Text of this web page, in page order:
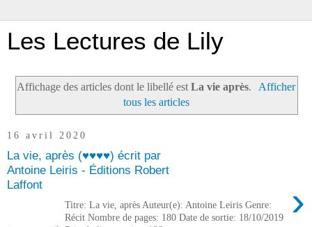
Les Lectures de Lily
Affichage des articles dont le libellé est La vie après.
Afficher
tous les articles
16 avril 2020
La vie, après (♥♥♥♥) écrit par
Antoine Leiris - Éditions Robert
Laffont
›
Titre: La vie, après Auteur(e): Antoine Leiris Genre:
Récit Nombre de pages: 180 Date de sortie: 18/10/2019